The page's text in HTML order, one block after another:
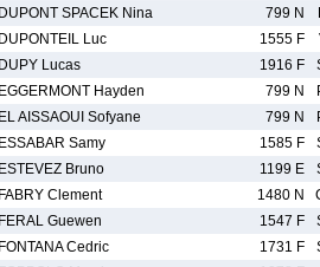
DUPONT SPACEK Nina 799 N
DUPONTEIL Luc 1555 F
DUPY Lucas 1916 F
EGGERMONT Hayden 799 N
EL AISSAOUI Sofyane 799 N
ESSABAR Samy 1585 F
ESTEVEZ Bruno 1199 E
FABRY Clement 1480 N
FERAL Guewen 1547 F
FONTANA Cedric 1731 F